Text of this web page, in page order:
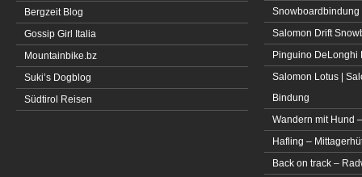
Bergzeit Blog
Gossip Girl Italia
Mountainbike.bz
Suki’s Dogblog
Südtirol Reisen
Snowboardbindung
Salomon Drift
Pinguino DeLonghi
Salomon Lotus |
Bindung
Wandern mit Hund
Hafling –
Back on track –